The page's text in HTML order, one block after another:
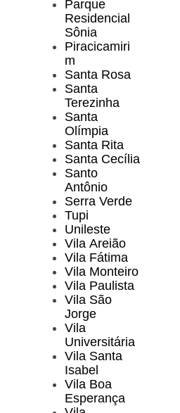
Parque
Residencial
Sônia
Piracicamiri
m
Santa Rosa
Santa
Terezinha
Santa
Olímpia
Santa Rita
Santa Cecília
Santo
Antônio
Serra Verde
Tupi
Unileste
Vila Areião
Vila Fátima
Vila Monteiro
Vila Paulista
Vila São
Jorge
Vila
Universitária
Vila Santa
Isabel
Vila Boa
Esperança